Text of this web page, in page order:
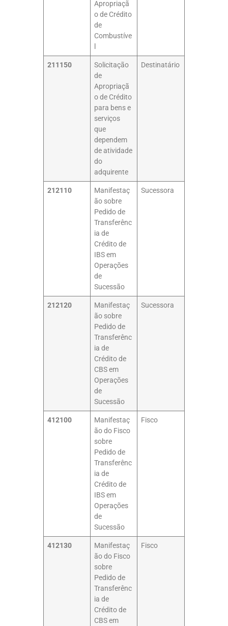
Apropriaçã
o de Crédito
de
Combustíve
211150
Solicitação
de
Apropriaçã
o de Crédito
para bens e
serviços
que
dependem
de atividade
do
adquirente
Destinatário
212110
Manifestaç
ão sobre
Pedido de
Transferênc
ia de
Crédito de
IBS em
Operações
de
Sucessão
Sucessora
212120
Manifestaç
ão sobre
Pedido de
Transferênc
ia de
Crédito de
CBS em
Operações
de
Sucessão
Sucessora
412100
Manifestaç
ão do Fisco
sobre
Pedido de
Transferênc
ia de
Crédito de
IBS em
Operações
de
Sucessão
Fisco
412130
Manifestaç
ão do Fisco
sobre
Pedido de
Transferênc
ia de
Crédito de
CBS em
Fisco